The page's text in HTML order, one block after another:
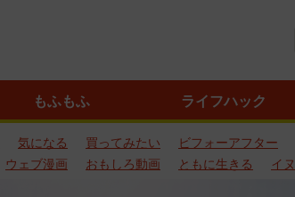
もふもふ ライフハック
気になる 買ってみたい ビフォーアフター
ウェブ漫画 おもしろ動画 ともに生きる イヌ